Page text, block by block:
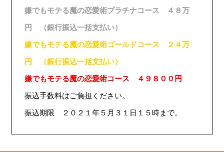
嫌でもモテる魔の恋愛術プラチナコース ４８万
円 （銀行振込一括支払い）
嫌でもモテる魔の恋愛術ゴールドコース ２４万
円 （銀行振込一括支払い）
嫌でもモテる魔の恋愛術コース ４９８００円
振込手数料はご負担ください。
振込期限 ２０２１年５月３１日１５時まで。